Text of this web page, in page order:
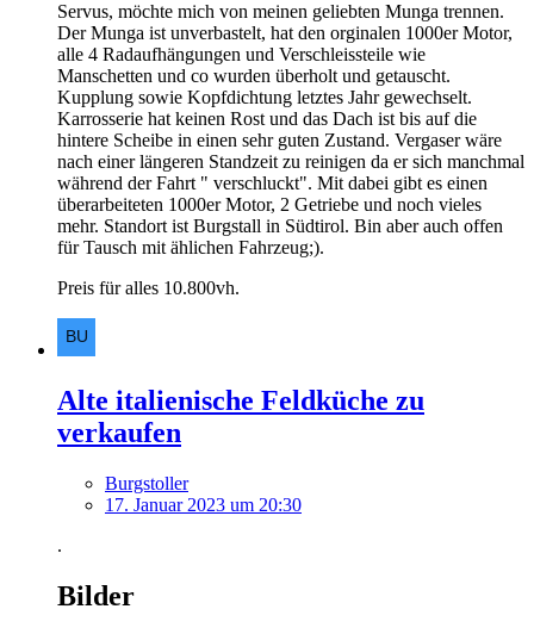
Servus, möchte mich von meinen geliebten Munga trennen.
Der Munga ist unverbastelt, hat den orginalen 1000er Motor,
alle 4 Radaufhängungen und Verschleissteile wie
Manschetten und co wurden überholt und getauscht.
Kupplung sowie Kopfdichtung letztes Jahr gewechselt.
Karrosserie hat keinen Rost und das Dach ist bis auf die
hintere Scheibe in einen sehr guten Zustand. Vergaser wäre
nach einer längeren Standzeit zu reinigen da er sich manchmal
während der Fahrt " verschluckt". Mit dabei gibt es einen
überarbeiteten 1000er Motor, 2 Getriebe und noch vieles
mehr. Standort ist Burgstall in Südtirol. Bin aber auch offen
für Tausch mit ählichen Fahrzeug;).
Preis für alles 10.800vh.
Alte italienische Feldküche zu
verkaufen
Burgstoller
17. Januar 2023 um 20:30
.
Bilder